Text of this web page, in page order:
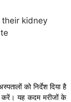
को निर्देश दिया है
करें। यह कदम मरीजों के